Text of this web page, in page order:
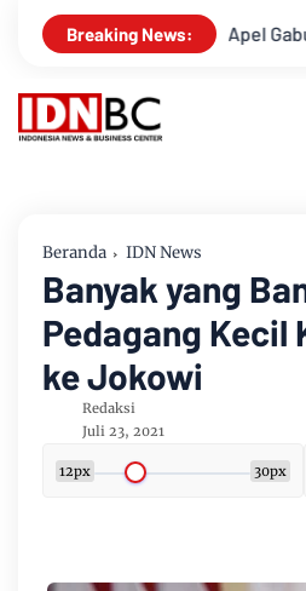
Breaking News:
Apel Gabungan
Beranda IDN News
Banyak yang
Pedagang Kecil
ke Jokowi
Redaksi
Juli 23, 2021
12px 30px